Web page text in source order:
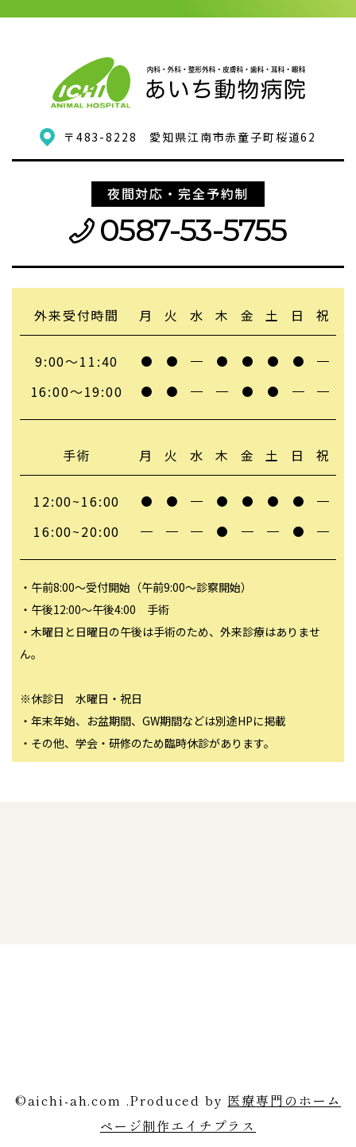
〒483-8228 愛知県江南市赤童子町桜道62
夜間対応・完全予約制
0587-53-5755
外来受付時間
9:00〜11:40
16:00〜19:00
月 火 水 木 金 土 日 祝
手術
12:00~16:00
16:00~20:00
月 火 水 木 金 土 日 祝
・午前8:00～受付開始（午前9:00～診察開始）
・午後12:00～午後4:00 手術
・木曜日と日曜日の午後は手術のため、外来診療はありませ
ん。
※休診日 水曜日・祝日
・年末年始、お盆期間、GW期間などは別途HPに掲載
・その他、学会・研修のため臨時休診があります。
©aichi-ah.com .Produced by 医療専門のホーム
ページ制作エイチプラス